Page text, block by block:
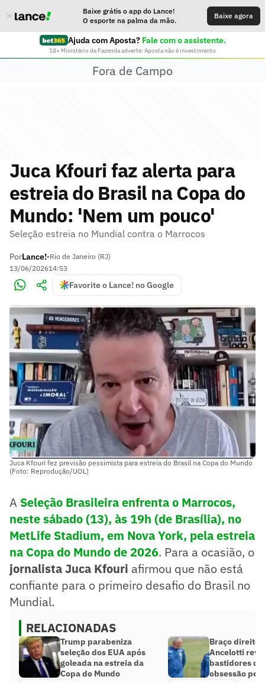
Baixe grátis o app do Lance!
O esporte na palma da mão.
Baixe agora
Ajuda com Aposta? Fale com o assistente.
18+ Ministério da Fazenda adverte: Aposta não é investimento
Fora de Campo
Juca Kfouri faz alerta para
estreia do Brasil na Copa do
Mundo: 'Nem um pouco'
Seleção estreia no Mundial contra o Marrocos
PorLance!•Rio de Janeiro (RJ)
13/06/202614:53
Favorite o Lance! no Google
Juca Kfouri fez previsão pessimista para estreia do Brasil na Copa do Mundo
(Foto: Reprodução/UOL)
A Seleção Brasileira enfrenta o Marrocos,
neste sábado (13), às 19h (de Brasília), no
MetLife Stadium, em Nova York, pela estreia
na Copa do Mundo de 2026. Para a ocasião, o
jornalista Juca Kfouri afirmou que não está
confiante para o primeiro desafio do Brasil no
Mundial.
RELACIONADAS
Trump parabeniza
seleção dos EUA após
goleada na estreia da
Copa do Mundo
Braço direito
Ancelotti
bastidores da
obsessão